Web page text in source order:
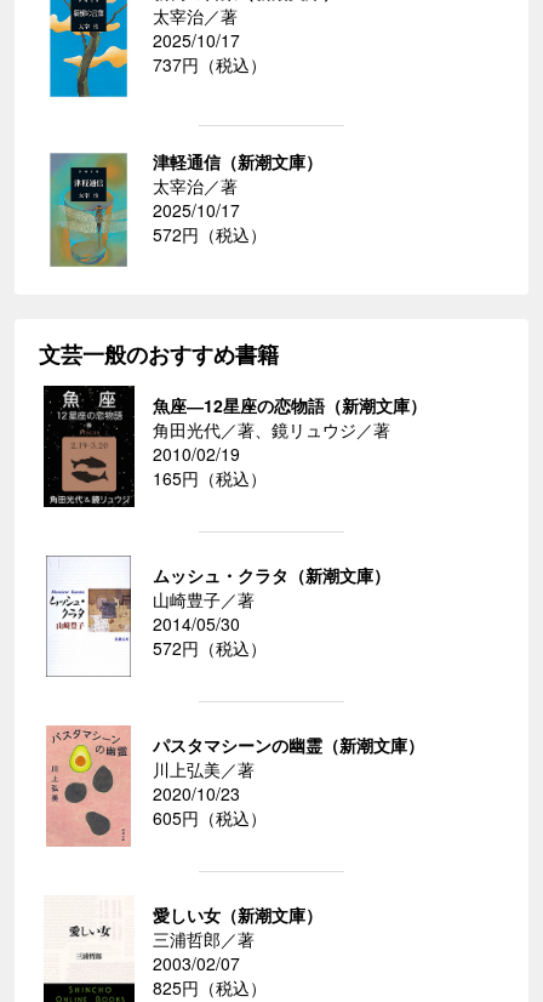
太宰治／著
2025/10/17
737円（税込）
津軽通信（新潮文庫）
太宰治／著
2025/10/17
572円（税込）
文芸一般のおすすめ書籍
魚座―12星座の恋物語（新潮文庫）
角田光代／著、鏡リュウジ／著
2010/02/19
165円（税込）
ムッシュ・クラタ（新潮文庫）
山崎豊子／著
2014/05/30
572円（税込）
パスタマシーンの幽霊（新潮文庫）
川上弘美／著
2020/10/23
605円（税込）
愛しい女（新潮文庫）
三浦哲郎／著
2003/02/07
825円（税込）